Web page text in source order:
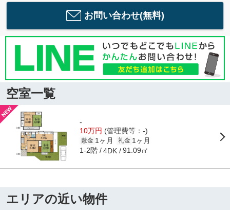
お問い合わせ(無料)
空室一覧
-
10万円 (管理費等：-)
敷金 1ヶ月 礼金 1ヶ月
1-2階 4DK 91.09㎡
エリアの近い物件